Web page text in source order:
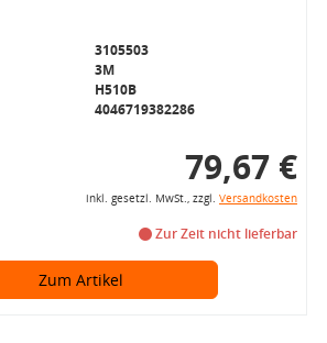
3105503
3M
H510B
4046719382286
79,67 €
inkl. gesetzl. MwSt., zzgl. Versandkosten
Zur Zeit nicht lieferbar
Zum Artikel